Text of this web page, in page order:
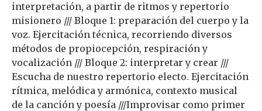
interpretación, a partir de ritmos y repertorio
misionero /// Bloque 1: preparación del cuerpo y la
voz. Ejercitación técnica, recorriendo diversos
métodos de propiocepción, respiración y
vocalización /// Bloque 2: interpretar y crear ///
Escucha de nuestro repertorio electo. Ejercitación
rítmica, melódica y armónica, contexto musical
de la canción y poesía ///Improvisar como primer